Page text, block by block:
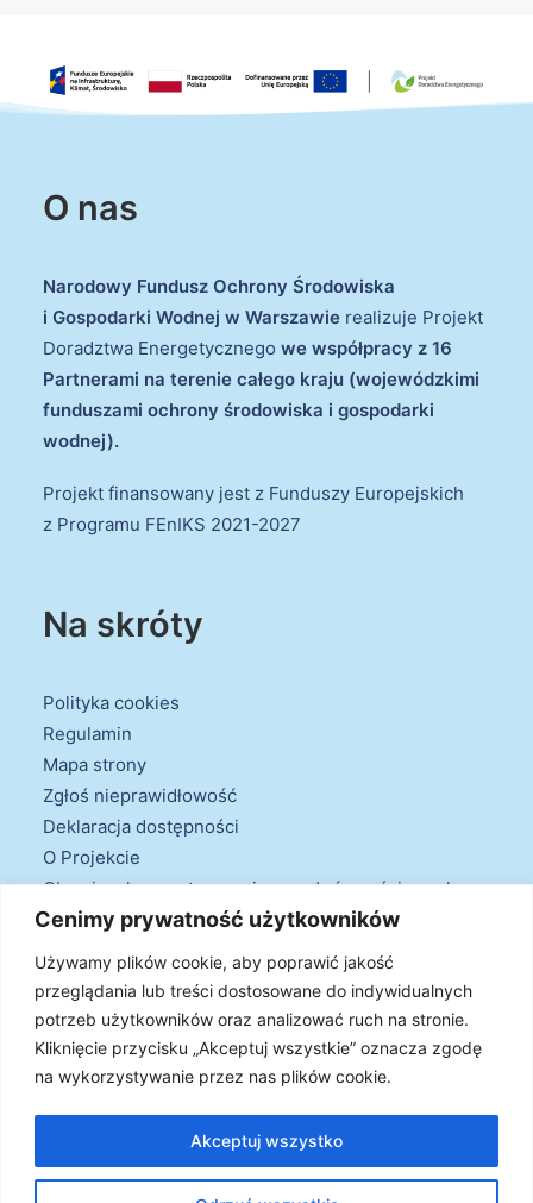
Cenimy prywatność użytkowników
Używamy plików cookie, aby poprawić jakość
przeglądania lub treści dostosowane do indywidualnych
potrzeb użytkowników oraz analizować ruch na stronie.
Kliknięcie przycisku „Akceptuj wszystkie” oznacza zgodę
na wykorzystywanie przez nas plików cookie.
Akceptuj wszystko
O nas
Narodowy Fundusz Ochrony Środowiska
i Gospodarki Wodnej w Warszawie realizuje Projekt
Doradztwa Energetycznego we współpracy z 16
Partnerami na terenie całego kraju (wojewódzkimi
funduszami ochrony środowiska i gospodarki
wodnej).
Projekt finansowany jest z Funduszy Europejskich
z Programu FEnIKS 2021-2027
Na skróty
Polityka cookies
Regulamin
Mapa strony
Zgłoś nieprawidłowość
Deklaracja dostępności
O Projekcie
Obowiązek przestrzegania zasad równościowych
oraz warunków podstawowych
Klauzule informacyjne
zastrzeżone